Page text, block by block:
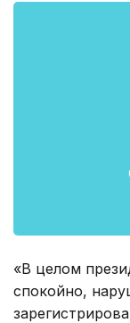
«В целом
спокойно,